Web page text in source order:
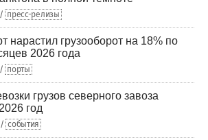
/ пресс-релизы
нарастил грузооборот на 18% по
2026 года
/ порты
грузов северного завоза
год
/ события